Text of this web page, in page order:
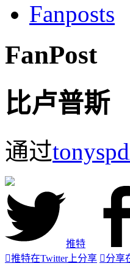
Fanposts
FanPost
比卢普斯
通过
推特
推特在Twitter上分享 分享